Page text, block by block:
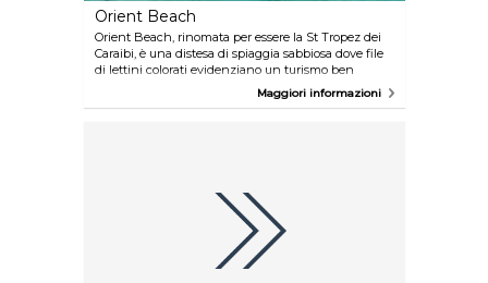
Orient Beach
Orient Beach, rinomata per essere la St Tropez dei
Caraibi, è una distesa di spiaggia sabbiosa dove file
di lettini colorati evidenziano un turismo ben
Maggiori informazioni